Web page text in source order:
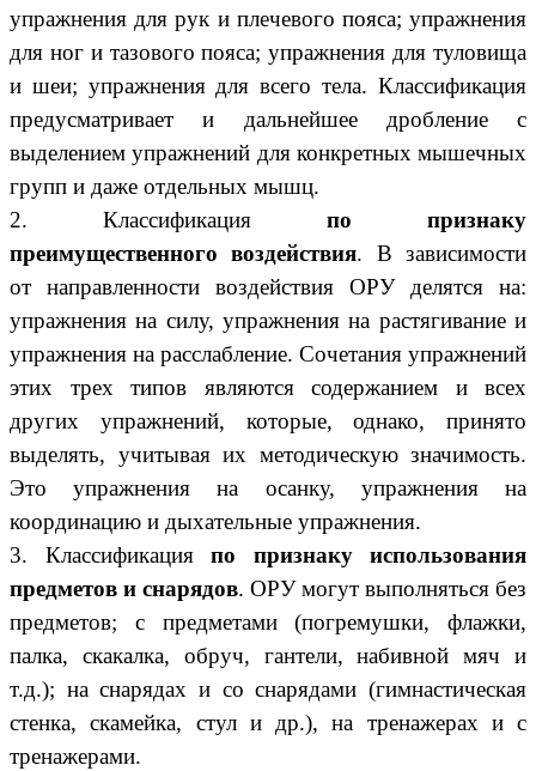
упражнения для рук и плечевого пояса; упражнения
для ног и тазового пояса; упражнения для туловища
и шеи; упражнения для всего тела. Классификация
предусматривает и дальнейшее дробление с
выделением упражнений для конкретных мышечных
групп и даже отдельных мышц.
2. Классификация по признаку
преимущественного воздействия. В зависимости
от направленности воздействия ОРУ делятся на:
упражнения на силу, упражнения на растягивание и
упражнения на расслабление. Сочетания упражнений
этих трех типов являются содержанием и всех
других упражнений, которые, однако, принято
выделять, учитывая их методическую значимость.
Это упражнения на осанку, упражнения на
координацию и дыхательные упражнения.
3. Классификация по признаку использования
предметов и снарядов. ОРУ могут выполняться без
предметов; с предметами (погремушки, флажки,
палка, скакалка, обруч, гантели, набивной мяч и
т.д.); на снарядах и со снарядами (гимнастическая
стенка, скамейка, стул и др.), на тренажерах и с
тренажерами.